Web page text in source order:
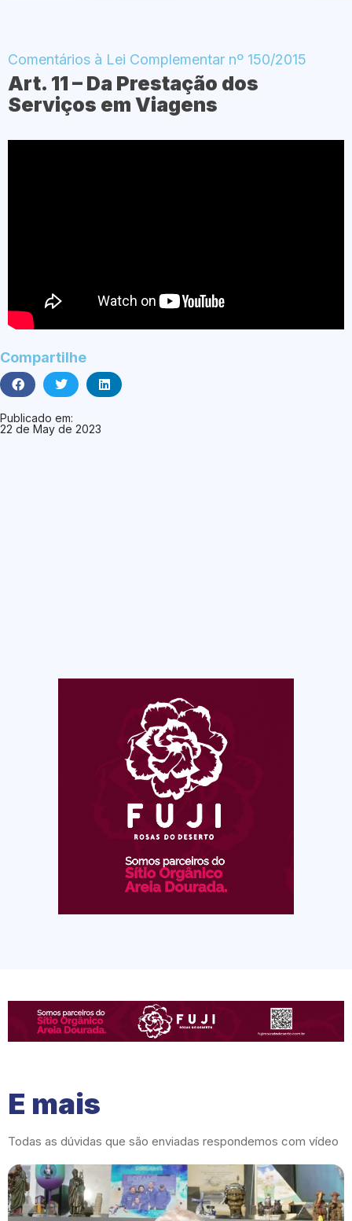
Comentários à Lei Complementar nº 150/2015
Art. 11 – Da Prestação dos
Serviços em Viagens
Compartilhe
Publicado em:
22 de May de 2023
E mais
Todas as dúvidas que são enviadas respondemos com vídeo